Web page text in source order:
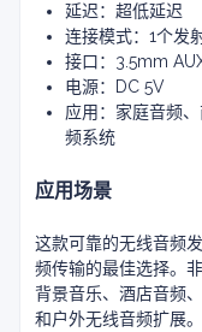
延迟：超低延迟
连接模式：1个发
接口：3.5mm
电源：DC 5V
应用：家庭音频
频系统
应用场景
这款可靠的无线音频
频传输的最佳选择。
背景音乐、酒店音频
和户外无线音频扩展。